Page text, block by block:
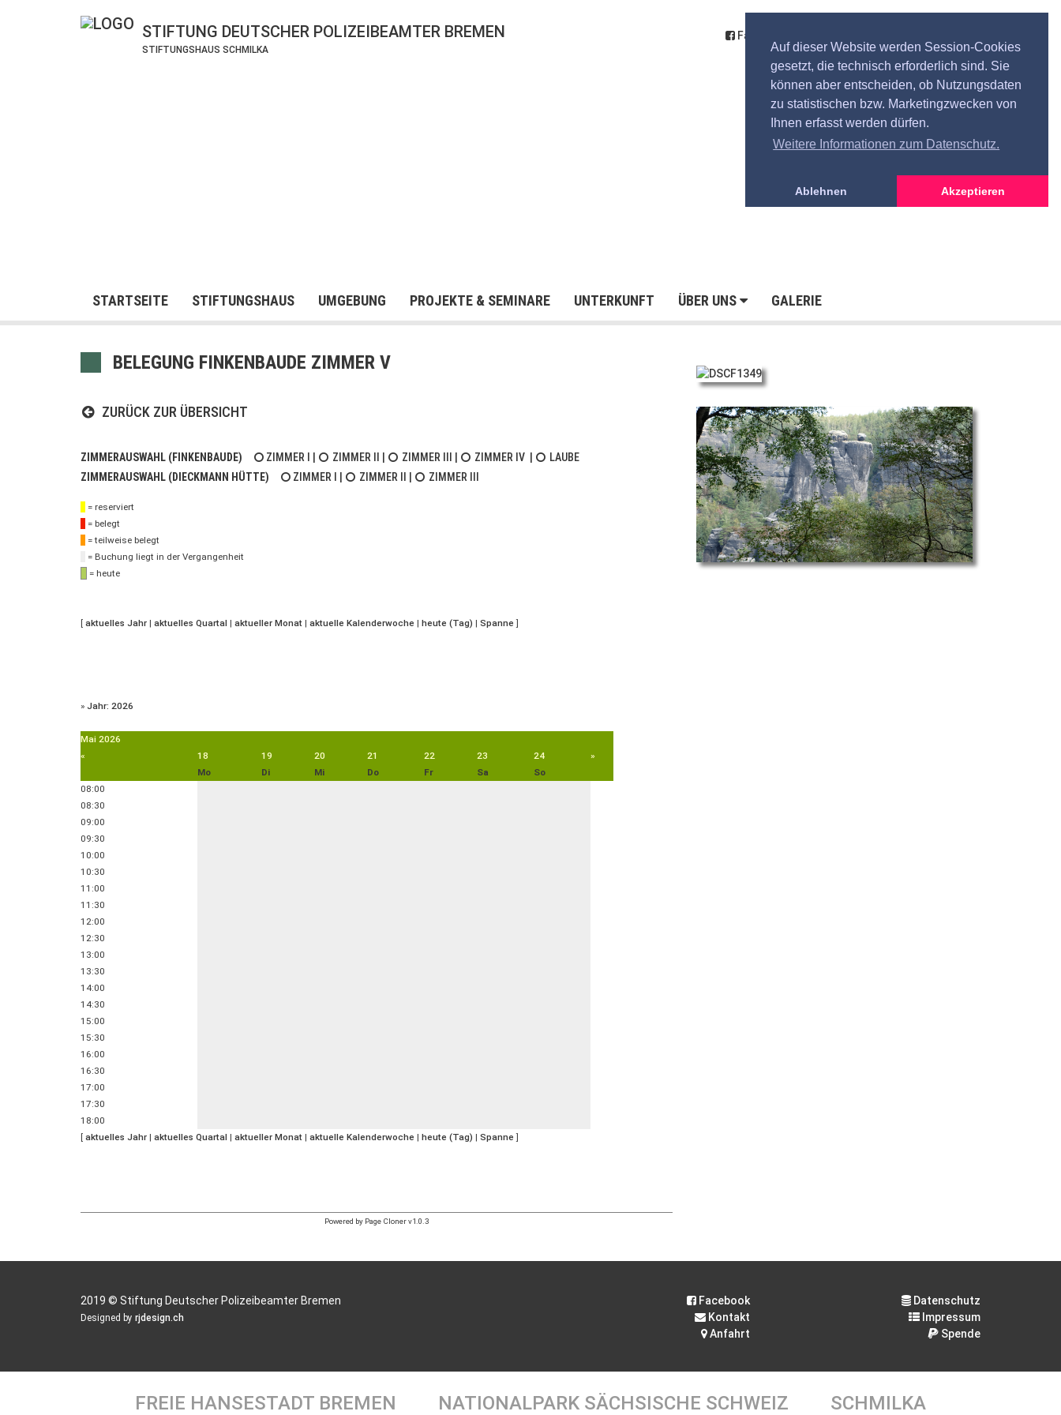
Auf dieser Website werden Session-Cookies
gesetzt, die technisch erforderlich sind. Sie
können aber entscheiden, ob Nutzungsdaten
zu statistischen bzw. Marketingzwecken von
Ihnen erfasst werden dürfen.
Weitere Informationen zum Datenschutz.
Ablehnen Akzeptieren
STIFTUNG DEUTSCHER POLIZEIBEAMTER BREMEN
STIFTUNGSHAUS SCHMILKA
Facebook
STARTSEITE STIFTUNGSHAUS UMGEBUNG PROJEKTE & SEMINARE UNTERKUNFT ÜBER UNS GALERIE
BELEGUNG FINKENBAUDE ZIMMER V
ZURÜCK ZUR ÜBERSICHT
ZIMMERAUSWAHL (FINKENBAUDE) ZIMMER I ZIMMER II ZIMMER III ZIMMER IV
LAUBE
ZIMMERAUSWAHL (DIECKMANN HÜTTE)
ZIMMER I ZIMMER II ZIMMER III
= reserviert
= belegt
= teilweise belegt
= Buchung liegt in der Vergangenheit
= heute
[ aktuelles Jahr | aktuelles Quartal | aktueller Monat | aktuelle Kalenderwoche | heute (Tag) | Spanne ]
» Jahr: 2026
Mai 2026
«
18 19 20 21 22 23 24
»
Mo
Di Mi Do Fr Sa
So
08:00
08:30
09:00
09:30
10:00
10:30
11:00
11:30
12:00
12:30
13:00
13:30
14:00
14:30
15:00
15:30
16:00
16:30
17:00
17:30
18:00
[ aktuelles Jahr | aktuelles Quartal | aktueller Monat | aktuelle Kalenderwoche | heute (Tag) | Spanne ]
Powered by Page Cloner v1.0.3
2019 © Stiftung Deutscher Polizeibeamter Bremen
Designed by rjdesign.ch
Facebook
Kontakt
Anfahrt
Datenschutz
Impressum
Spende
FREIE HANSESTADT BREMEN NATIONALPARK SÄCHSISCHE SCHWEIZ SCHMILKA